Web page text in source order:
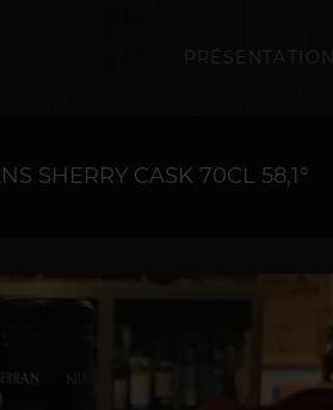
PRÉSENTATION
SHERRY CASK 70CL 58,1°